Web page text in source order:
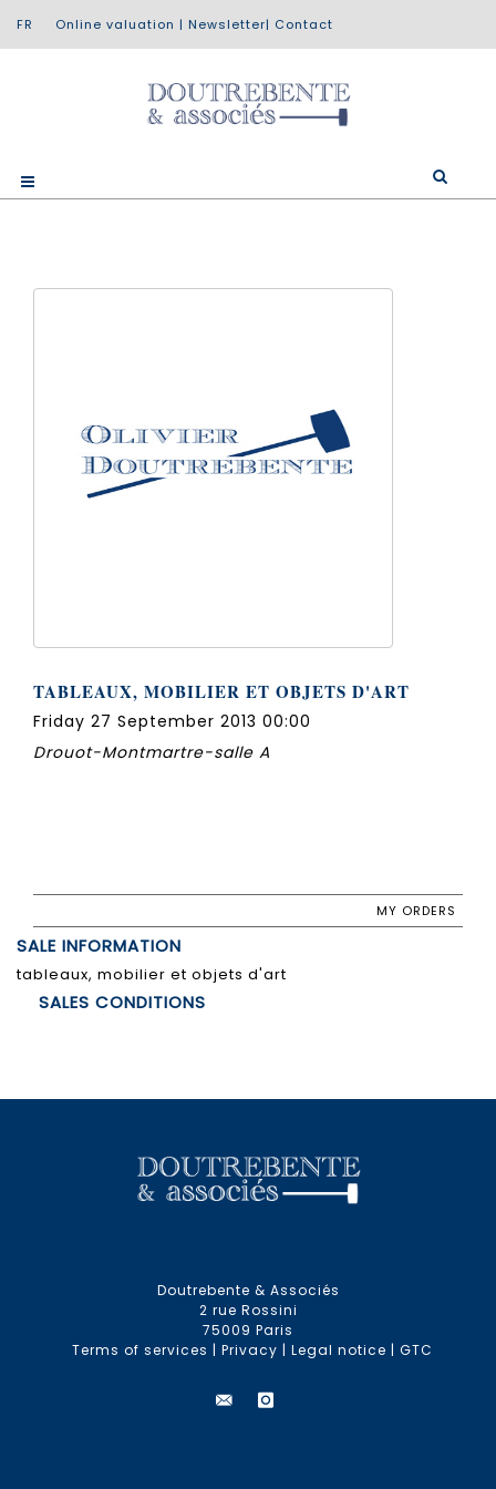
Online valuation | Newsletter| Contact
TABLEAUX, MOBILIER ET OBJETS D'ART
Friday 27 September 2013 00:00
Drouot-Montmartre-salle A
MY ORDERS
SALE INFORMATION
tableaux, mobilier et objets d'art
SALES CONDITIONS
Doutrebente & Associés
2 rue Rossini
75009 Paris
Terms of services | Privacy | Legal notice | GTC